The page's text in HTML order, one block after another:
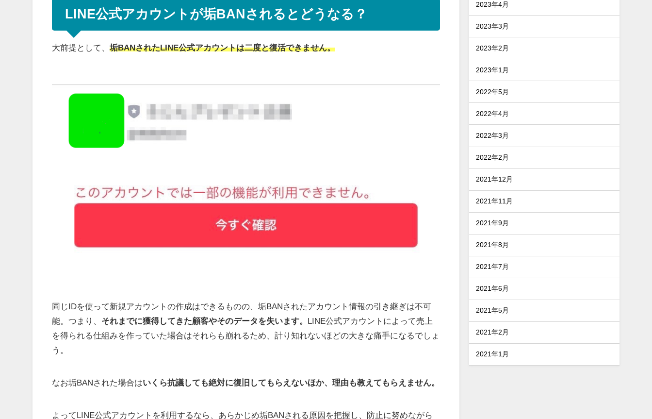
LINE公式アカウントが垢BANされるとどうなる？
大前提として、垢BANされたLINE公式アカウントは二度と復活できません。
同じIDを使って新規アカウントの作成はできるものの、垢BANされたアカウント情報の引き継ぎは不可
能。つまり、 それまでに獲得してきた顧客やそのデータを失います。 LINE公式アカウントによって売上
を得られる仕組みを作っていた場合はそれらも崩れるため、計り知れないほどの大きな痛手になるでしょ
う。
なお垢BANされた場合はいくら抗議しても絶対に復旧してもらえないほか、理由も教えてもらえません。
よってLINE公式アカウントを利用するなら、あらかじめ垢BANされる原因を把握し、防止に努めながら
2023年4月
2023年3月
2023年2月
2023年1月
2022年5月
2022年4月
2022年3月
2022年2月
2021年12月
2021年11月
2021年9月
2021年8月
2021年7月
2021年6月
2021年5月
2021年2月
2021年1月